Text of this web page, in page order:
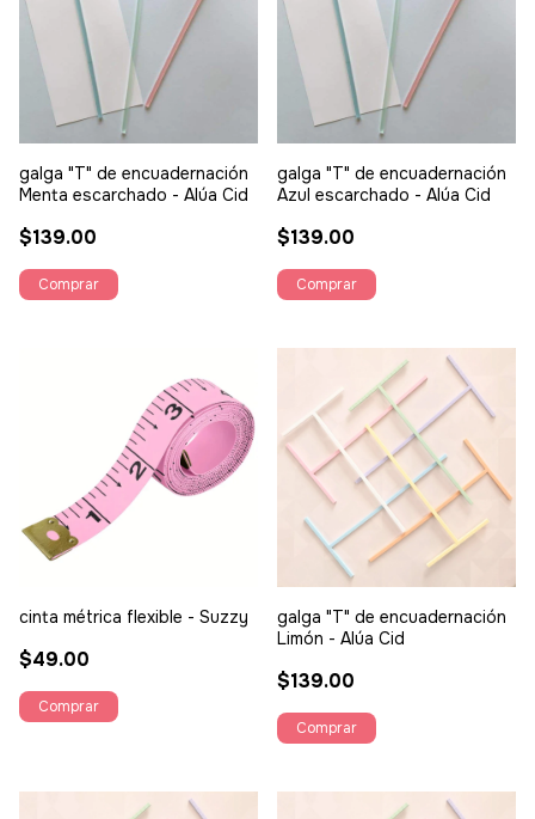
galga "T" de encuadernación
Menta escarchado - Alúa Cid
$139.00
galga "T" de encuadernación
Azul escarchado - Alúa Cid
$139.00
cinta métrica flexible - Suzzy
$49.00
galga "T" de encuadernación
Limón - Alúa Cid
$139.00